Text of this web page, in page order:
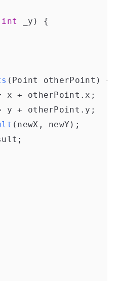
int
_y) {
(Point otherPoint)
{
x + otherPoint.x;
y + otherPoint.y;
(newX, newY) ;